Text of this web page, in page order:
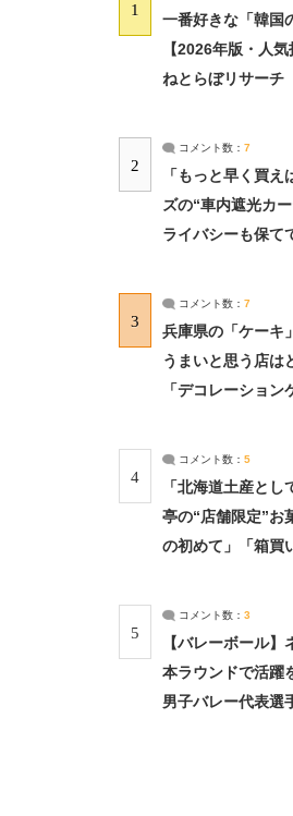
1
一番好きな「韓国
【2026年版・人
ねとらぼリサーチ
2
コメント数： 7
「もっと早く買
ズの“車内遮光カ
ライバシーも保て
3
コメント数： 7
兵庫県の「ケー
うまいと思う店は
「デコレーション
4
コメント数： 5
「北海道土産と
亭の“店舗限定”
の初めて」「箱買
5
コメント数： 3
【バレーボール】
本ラウンドで活躍
男子バレー代表選